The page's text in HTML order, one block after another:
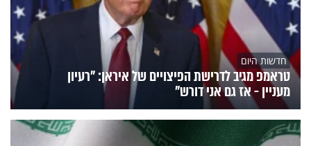
חדשות היום
טראמפ מגיב לדרישת הפיצויים של איראן: "רעיון
מעניין - אז גם אני דורש"